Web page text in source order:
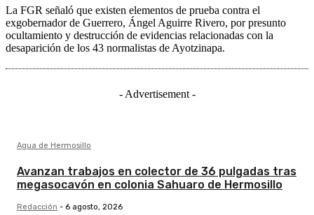
La FGR señaló que existen elementos de prueba contra el
exgobernador de Guerrero, Ángel Aguirre Rivero, por presunto
ocultamiento y destrucción de evidencias relacionadas con la
desaparición de los 43 normalistas de Ayotzinapa.
- Advertisement -
Agua de Hermosillo
Avanzan trabajos en colector de 36 pulgadas tras
megasocavón en colonia Sahuaro de Hermosillo
Redacción - 6 agosto, 2026